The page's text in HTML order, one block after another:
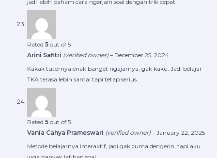
jadi lebih paham cara ngerjain soal dengan trik cepat.
Rated 5 out of 5
Arini Safitri (verified owner) – December 25, 2024
Kakak tutornya enak banget ngajarnya, gak kaku. Jadi belajar
TKA terasa lebih santai tapi tetap serius.
Rated 5 out of 5
Vania Cahya Prameswari (verified owner) – January 22, 2025
Metode belajarnya interaktif, jadi gak cuma dengerin, tapi aku